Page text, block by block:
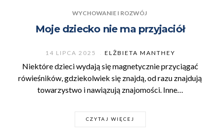
WYCHOWANIE I ROZWÓJ
Moje dziecko nie ma przyjaciół
14 LIPCA 2025 ELŻBIETA MANTHEY
Niektóre dzieci wydają się magnetycznie przyciągać
rówieśników, gdziekolwiek się znajdą, od razu znajdują
towarzystwo i nawiązują znajomości. Inne…
CZYTAJ WIĘCEJ